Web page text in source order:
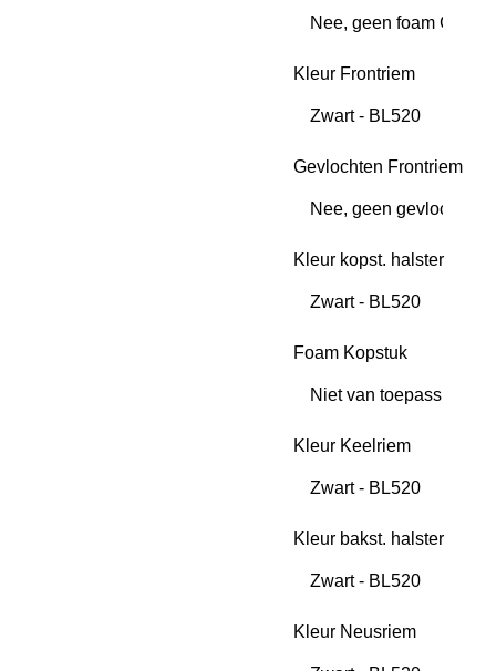
Kleur Frontriem
Gevlochten Frontriem
Kleur kopst. halster
Foam Kopstuk
Kleur Keelriem
Kleur bakst. halster
Kleur Neusriem